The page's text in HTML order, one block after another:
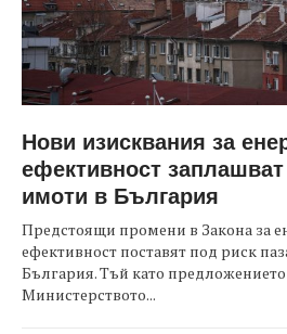
Нови изисквания за
ефективност
имоти в България
Предстоящи промени в Закона за
ефективност поставят под риск
България. Тъй като
Министерството...